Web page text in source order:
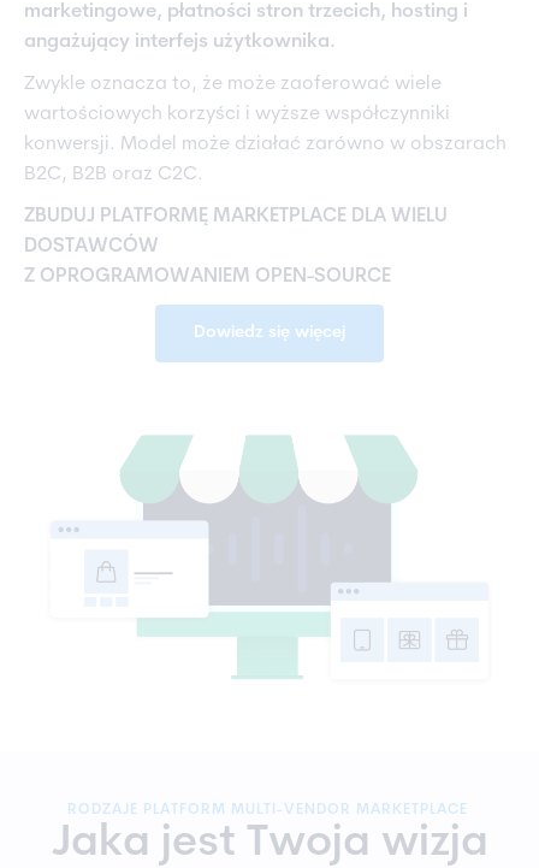
marketingowe, płatności stron trzecich, hosting i
angażujący interfejs użytkownika.
Zwykle oznacza to, że może zaoferować wiele
wartościowych korzyści i wyższe współczynniki
konwersji. Model może działać zarówno w obszarach
B2C, B2B oraz C2C.
ZBUDUJ PLATFORMĘ MARKETPLACE DLA WIELU
DOSTAWCÓW
Z OPROGRAMOWANIEM OPEN-SOURCE
Dowiedz się więcej
RODZAJE PLATFORM MULTI-VENDOR MARKETPLACE
Jaka jest Twoja wizja